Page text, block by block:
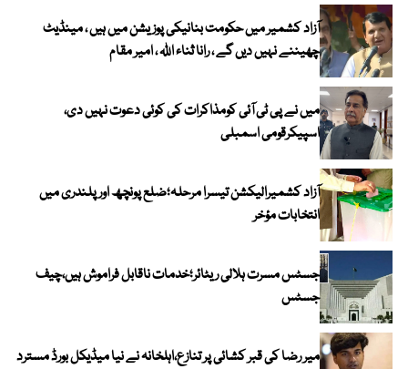
آزاد کشمیر میں حکومت بنانیکی پوزیشن میں ہیں ، مینڈیٹ
چھیننے نہیں دیں گے ، رانا ثناء اللہ ، امیر مقام
میں نے پی ٹی آئی کومذاکرات کی کوئی دعوت نہیں دی،
اسپیکرقومی اسمبلی
آزاد کشمیرالیکشن تیسرا مرحلہ؛ضلع پونچھ اور پلندری میں
انتخابات مؤخر
جسٹس مسرت ہلالی ریٹائر؛خدمات ناقابل فراموش ہیں،چیف
جسٹس
میر رضا کی قبر کشائی پر تنازع،اہلخانہ نے نیا میڈیکل بورڈ مسترد